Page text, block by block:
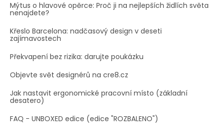
Mýtus o hlavové opěrce: Proč ji na nejlepších židlích světa
nenajdete?
Křeslo Barcelona: nadčasový design v deseti
zajímavostech
Překvapení bez rizika: darujte poukázku
Objevte svět designérů na cre8.cz
Jak nastavit ergonomické pracovní místo (základní
desatero)
FAQ - UNBOXED edice (edice "ROZBALENO")